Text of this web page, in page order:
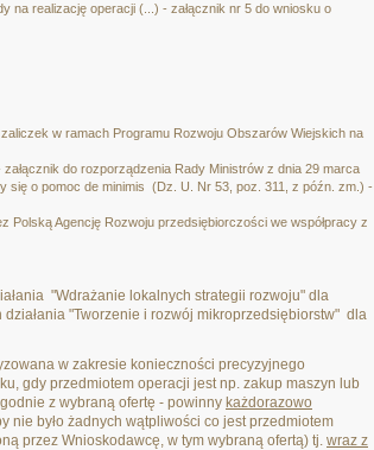
na realizację operacji (...) - załącznik nr 5 do wniosku o
w ramach Programu Rozwoju Obszarów Wiejskich na
do rozporządzenia Rady Ministrów z dnia 29 marca
się o pomoc de minimis (Dz. U. Nr 53, poz. 311, z późn. zm.) -
Polską Agencję Rozwoju przedsiębiorczości we współpracy z
"Wdrażanie lokalnych strategii rozwoju" dla
"Tworzenie i rozwój mikroprzedsiębiorstw" dla
w zakresie konieczności precyzyjnego
gdy przedmiotem operacji jest np. zakup maszyn lub
z wybraną ofertę - powinny każdorazowo
nie było żadnych wątpliwości co jest przedmiotem
przez Wnioskodawcę, w tym wybraną ofertą) tj. wraz z